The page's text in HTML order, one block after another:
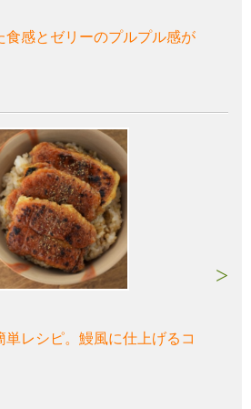
食感とゼリーのプルプル感が
レシピ。鰻風に仕上げるコ